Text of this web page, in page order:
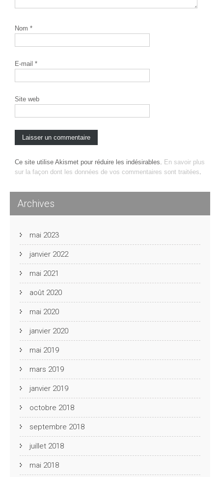
Nom *
E-mail *
Site web
Ce site utilise Akismet pour réduire les indésirables.
En savoir plus
sur la façon dont les données de vos commentaires sont traitées
Archives
mai 2023
janvier 2022
mai 2021
août 2020
mai 2020
janvier 2020
mai 2019
mars 2019
janvier 2019
octobre 2018
septembre 2018
juillet 2018
mai 2018